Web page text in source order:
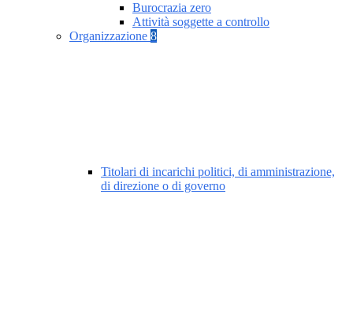
Burocrazia zero
Attività soggette a controllo
Organizzazione 8
Titolari di incarichi politici, di amministrazione,
di direzione o di governo